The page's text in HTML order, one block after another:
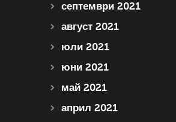
септември 2021
август 2021
юли 2021
юни 2021
май 2021
април 2021